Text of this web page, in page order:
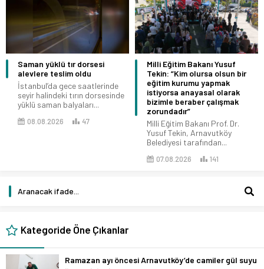
Saman yüklü tır dorsesi
alevlere teslim oldu
İstanbul’da gece saatlerinde
seyir halindeki tırın dorsesinde
yüklü saman balyaları...
08.08.2026 47
Milli Eğitim Bakanı Yusuf
Tekin: “Kim olursa olsun bir
eğitim kurumu yapmak
istiyorsa anayasal olarak
bizimle beraber çalışmak
zorundadır”
Milli Eğitim Bakanı Prof. Dr.
Yusuf Tekin, Arnavutköy
Belediyesi tarafından...
07.08.2026 141
Kategoride Öne Çıkanlar
Ramazan ayı öncesi Arnavutköy’de camiler gül suyu